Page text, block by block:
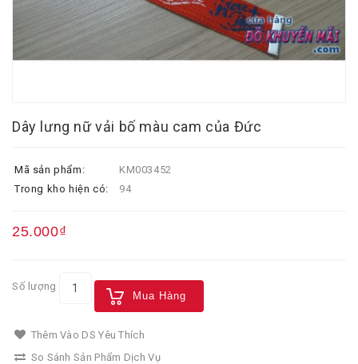
Dây lưng nữ vải bố màu cam của Đức
Mã sản phẩm:
KM003452
Trong kho hiện có:
94
25.000₫
Số lượng
Mua Hàng
Thêm Vào DS Yêu Thích
So Sánh Sản Phẩm Dịch Vụ